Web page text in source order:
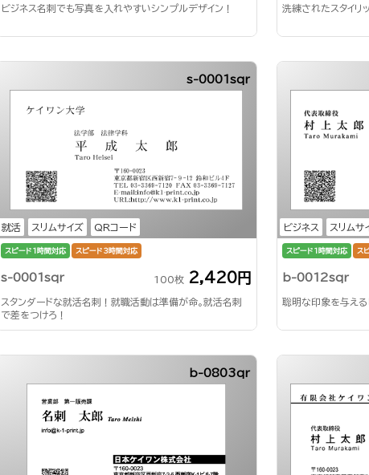
ビジネス名刺でも写真を入れやすいシンプルデザイン！ 洗練されたスタイリ
就活 スリムサイズ QRコード
s-0001sqr
スピード1時間対応 スピード3時間対応
s-0001sqr 100枚 2,420円
スタンダードな就活名刺！就職活動は準備が命。就活名刺
で差をつけろ！
ビジネス スリムサ
スピード1時間対応 ス
b-0012sqr
聡明な印象を与える
b-0803qr